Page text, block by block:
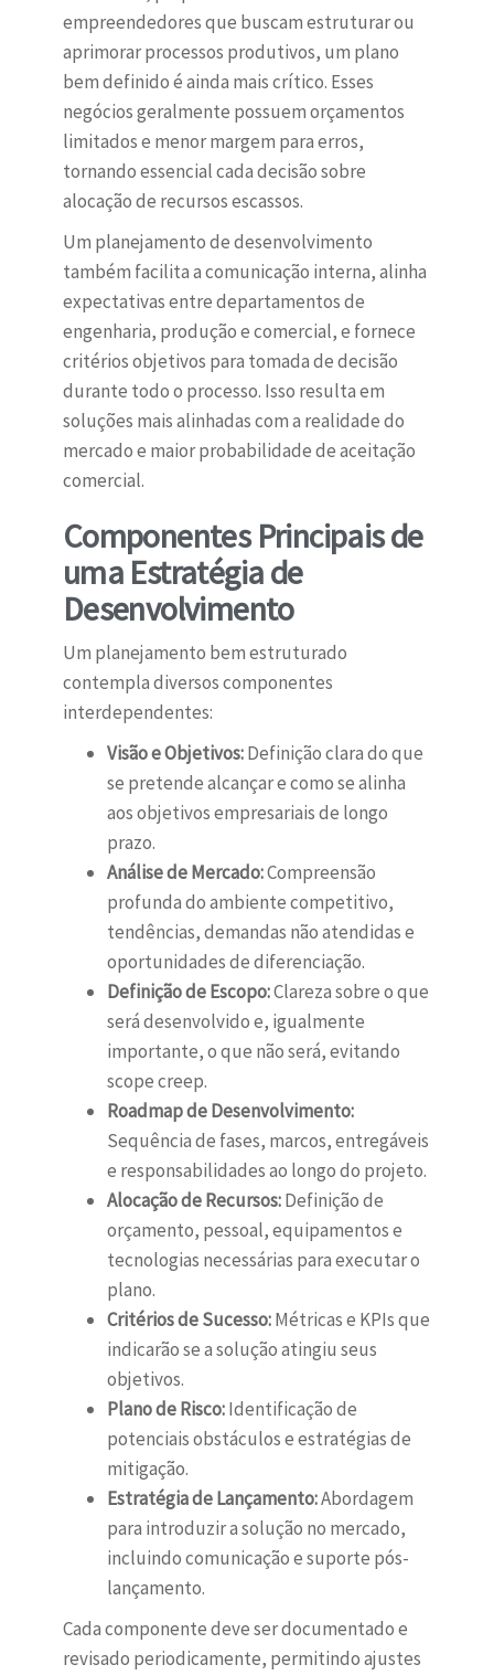
empreendedores que buscam estruturar ou
aprimorar processos produtivos, um plano
bem definido é ainda mais crítico. Esses
negócios geralmente possuem orçamentos
limitados e menor margem para erros,
tornando essencial cada decisão sobre
alocação de recursos escassos.
Um planejamento de desenvolvimento
também facilita a comunicação interna, alinha
expectativas entre departamentos de
engenharia, produção e comercial, e fornece
critérios objetivos para tomada de decisão
durante todo o processo. Isso resulta em
soluções mais alinhadas com a realidade do
mercado e maior probabilidade de aceitação
comercial.
Componentes Principais de
uma Estratégia de
Desenvolvimento
Um planejamento bem estruturado
contempla diversos componentes
interdependentes:
Visão e Objetivos:Definição clara do que
se pretende alcançar e como se alinha
aos objetivos empresariais de longo
prazo.
Análise de Mercado:Compreensão
profunda do ambiente competitivo,
tendências, demandas não atendidas e
oportunidades de diferenciação.
Definição de Escopo:Clareza sobre o que
será desenvolvido e, igualmente
importante, o que não será, evitando
scope creep.
Roadmap de Desenvolvimento:
Sequência de fases, marcos, entregáveis
e responsabilidades ao longo do projeto.
Alocação de Recursos:Definição de
orçamento, pessoal, equipamentos e
tecnologias necessárias para executar o
plano.
Critérios de Sucesso:Métricas e KPIs que
indicarão se a solução atingiu seus
objetivos.
Plano de Risco:Identificação de
potenciais obstáculos e estratégias de
mitigação.
Estratégia de Lançamento:Abordagem
para introduzir a solução no mercado,
incluindo comunicação e suporte pós-
lançamento.
Cada componente deve ser documentado e
revisado periodicamente, permitindo ajustes